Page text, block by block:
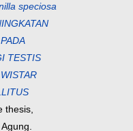
speciosa
TESTIS
thesis,